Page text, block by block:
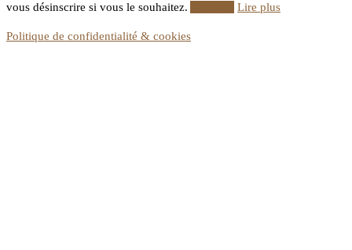
vous désinscrire si vous le souhaitez.
Lire plus
Politique de confidentialité & cookies